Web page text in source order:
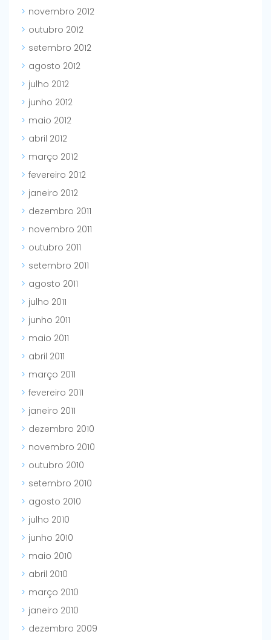
novembro 2012
outubro 2012
setembro 2012
agosto 2012
julho 2012
junho 2012
maio 2012
abril 2012
março 2012
fevereiro 2012
janeiro 2012
dezembro 2011
novembro 2011
outubro 2011
setembro 2011
agosto 2011
julho 2011
junho 2011
maio 2011
abril 2011
março 2011
fevereiro 2011
janeiro 2011
dezembro 2010
novembro 2010
outubro 2010
setembro 2010
agosto 2010
julho 2010
junho 2010
maio 2010
abril 2010
março 2010
janeiro 2010
dezembro 2009